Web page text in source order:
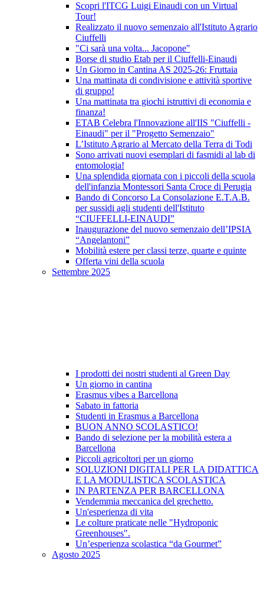
Scopri l'ITCG Luigi Einaudi con un Virtual
Tour!
Realizzato il nuovo semenzaio all'Istituto Agrario
Ciuffelli
"Ci sarà una volta... Jacopone"
Borse di studio Etab per il Ciuffelli-Einaudi
Un Giorno in Cantina AS 2025-26: Fruttaia
Una mattinata di condivisione e attività sportive
di gruppo!
Una mattinata tra giochi istruttivi di economia e
finanza!
ETAB Celebra l'Innovazione all'IIS "Ciuffelli -
Einaudi" per il "Progetto Semenzaio"
L’Istituto Agrario al Mercato della Terra di Todi
Sono arrivati nuovi esemplari di fasmidi al lab di
entomologia!
Una splendida giornata con i piccoli della scuola
dell'infanzia Montessori Santa Croce di Perugia
Bando di Concorso La Consolazione E.T.A.B.
per sussidi agli studenti dell'Istituto
“CIUFFELLI-EINAUDI”
Inaugurazione del nuovo semenzaio dell’IPSIA
“Angelantoni”
Mobilità estere per classi terze, quarte e quinte
Offerta vini della scuola
Settembre 2025
I prodotti dei nostri studenti al Green Day
Un giorno in cantina
Erasmus vibes a Barcellona
Sabato in fattoria
Studenti in Erasmus a Barcellona
BUON ANNO SCOLASTICO!
Bando di selezione per la mobilità estera a
Barcellona
Piccoli agricoltori per un giorno
SOLUZIONI DIGITALI PER LA DIDATTICA
E LA MODULISTICA SCOLASTICA
IN PARTENZA PER BARCELLONA
Vendemmia meccanica del grechetto.
Un'esperienza di vita
Le colture praticate nelle "Hydroponic
Greenhouses".
Un’esperienza scolastica “da Gourmet”
Agosto 2025